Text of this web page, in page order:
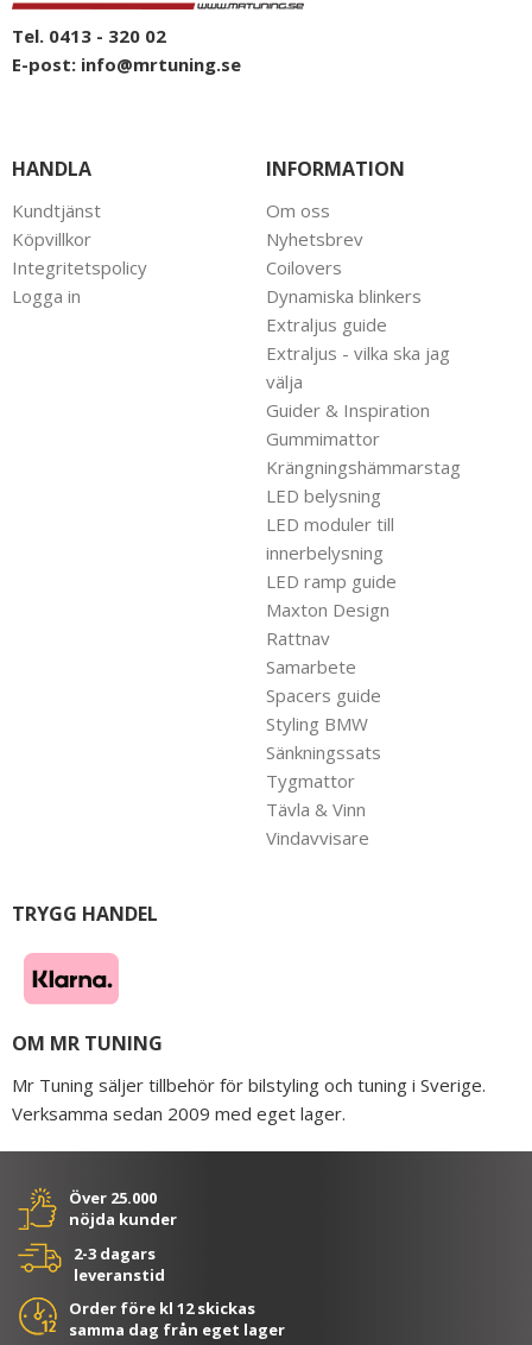
Tel. 0413 - 320 02
E-post: info@mrtuning.se
HANDLA
Kundtjänst
Köpvillkor
Integritetspolicy
Logga in
INFORMATION
Om oss
Nyhetsbrev
Coilovers
Dynamiska blinkers
Extraljus guide
Extraljus - vilka ska jag
välja
Guider & Inspiration
Gummimattor
Krängningshämmarstag
LED belysning
LED moduler till
innerbelysning
LED ramp guide
Maxton Design
Rattnav
Samarbete
Spacers guide
Styling BMW
Sänkningssats
Tygmattor
Tävla & Vinn
Vindavvisare
TRYGG HANDEL
OM MR TUNING
Mr Tuning säljer tillbehör för bilstyling och tuning i Sverige.
Verksamma sedan 2009 med eget lager.
Över 25.000
nöjda kunder
2-3 dagars
leveranstid
Order före kl 12 skickas
samma dag från eget lager